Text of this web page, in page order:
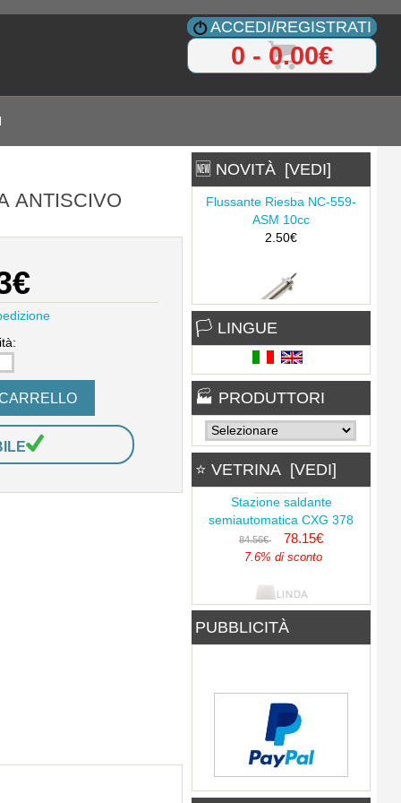
ACCEDI/REGISTRATI
0 - 0.00€
ANTISCIVO
🆕 NOVITÀ [VEDI]
Flussante Riesba NC-559-
ASM 10cc
2.50€
Heater pipe PTC 20962
Fusibile MTA PAL 4100 100A
BLU
3.94€
Heater pipe PTC 20992
8.69€
🏳 LINGUE
🏭 PRODUTTORI
⭐ VETRINA [VEDI]
Stazione saldante
semiautomatica CXG 378
84.56€ 78.15€
7.6% di sconto
LI-RGBW Linda - Lampada
Flussante sintetico Stannol
EF-350 250ml no-clean
PUBBLICITÀ